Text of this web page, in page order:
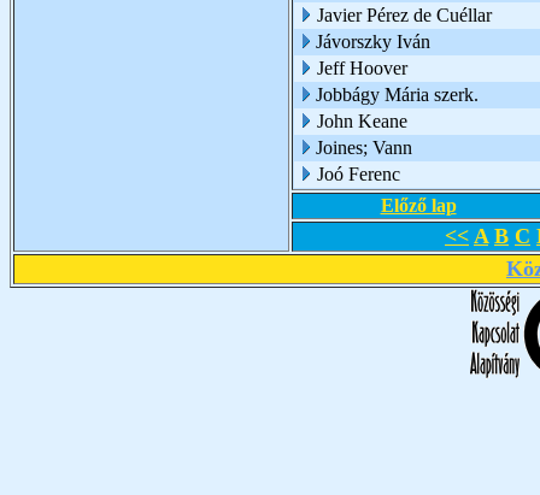
Javier Pérez de Cuéllar
Jávorszky Iván
Jeff Hoover
Jobbágy Mária szerk.
John Keane
Joines; Vann
Joó Ferenc
Előző lap
<< A B C